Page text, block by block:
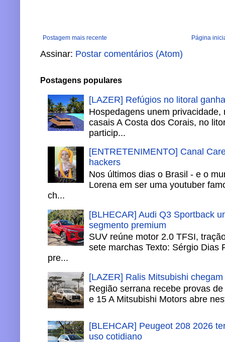
Postagem mais recente Página
Assinar: Postar comentários (Atom)
Postagens populares
[LAZER] Refúgios no litoral
Hospedagens unem
casais A Costa dos Corais, no
particip...
[ENTRETENIMENTO] Canal
hackers
Nos últimos dias o Brasil - e o
Lorena em ser uma youtuber
ch...
[BLHECAR] Audi Q3 Sportback
segmento premium
SUV reúne motor 2.0 TFSI,
sete marchas Texto: Sérgio Dias
pre...
[LAZER] Ralis Mitsubishi
Região serrana recebe provas
e 15 A Mitsubishi Motors abre
[BLEHCAR] Peugeot 208 2026
uso cotidiano